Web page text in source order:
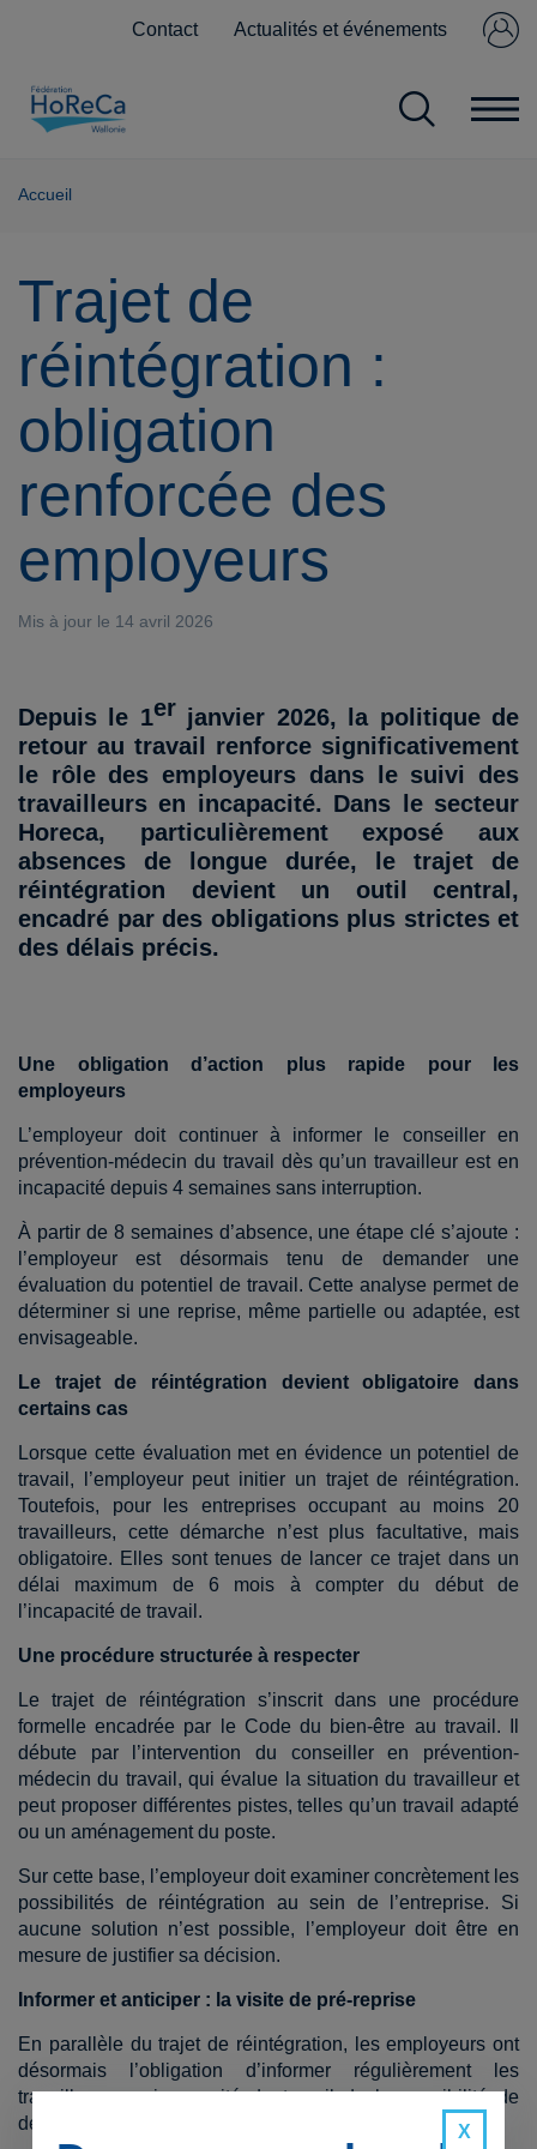
Contact Actualités et événements
membre ?
Accueil
Trajet de
réintégration :
obligation
renforcée des
employeurs
Mis à jour le 14 avril 2026
Depuis le 1er janvier 2026, la politique de
retour au travail renforce significativement
le rôle des employeurs dans le suivi des
travailleurs en incapacité. Dans le secteur
Horeca, particulièrement exposé aux
absences de longue durée, le trajet de
réintégration devient un outil central,
encadré par des obligations plus strictes et
des délais précis.
Une obligation d’action plus rapide pour les
employeurs
L’employeur doit continuer à informer le conseiller en
prévention-médecin du travail dès qu’un travailleur est en
incapacité depuis 4 semaines sans interruption.
À partir de 8 semaines d’absence, une étape clé s’ajoute :
l’employeur est désormais tenu de demander une
évaluation du potentiel de travail. Cette analyse permet de
déterminer si une reprise, même partielle ou adaptée, est
envisageable.
Le trajet de réintégration devient obligatoire dans
certains cas
Lorsque cette évaluation met en évidence un potentiel de
travail, l’employeur peut initier un trajet de réintégration.
Toutefois, pour les entreprises occupant au moins 20
travailleurs, cette démarche n’est plus facultative, mais
obligatoire. Elles sont tenues de lancer ce trajet dans un
délai maximum de 6 mois à compter du début de
l’incapacité de travail.
Une procédure structurée à respecter
Le trajet de réintégration s’inscrit dans une procédure
formelle encadrée par le Code du bien-être au travail. Il
débute par l’intervention du conseiller en prévention-
médecin du travail, qui évalue la situation du travailleur et
peut proposer différentes pistes, telles qu’un travail adapté
ou un aménagement du poste.
Sur cette base, l’employeur doit examiner concrètement les
possibilités de réintégration au sein de l’entreprise. Si
aucune solution n’est possible, l’employeur doit être en
mesure de justifier sa décision.
Informer et anticiper : la visite de pré-reprise
En parallèle du trajet de réintégration, les employeurs ont
désormais l’obligation d’informer régulièrement les
travailleurs en incapacité de travail de la possibilité de
demander une visite de pré-reprise.